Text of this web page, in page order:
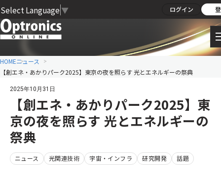
Select Language ▼ ログイン
HOMEニュース
【創エネ・あかりパーク2025】東京の夜を照らす 光とエネルギーの祭典
2025年10月31日
【創エネ・あかりパーク2025】東
京の夜を照らす 光とエネルギーの
祭典
ニュース 光関連技術 宇宙・インフラ 研究開発 話題